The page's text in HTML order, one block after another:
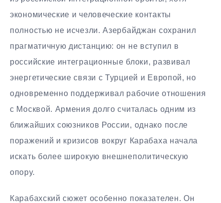
экономические и человеческие контакты
полностью не исчезли. Азербайджан сохранил
прагматичную дистанцию: он не вступил в
российские интеграционные блоки, развивал
энергетические связи с Турцией и Европой, но
одновременно поддерживал рабочие отношения
с Москвой. Армения долго считалась одним из
ближайших союзников России, однако после
поражений и кризисов вокруг Карабаха начала
искать более широкую внешнеполитическую
опору.
Карабахский сюжет особенно показателен. Он